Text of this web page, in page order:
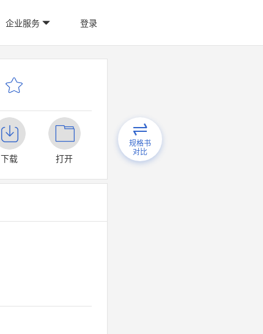
企业服务 登录
下载 打开
规格书
对比